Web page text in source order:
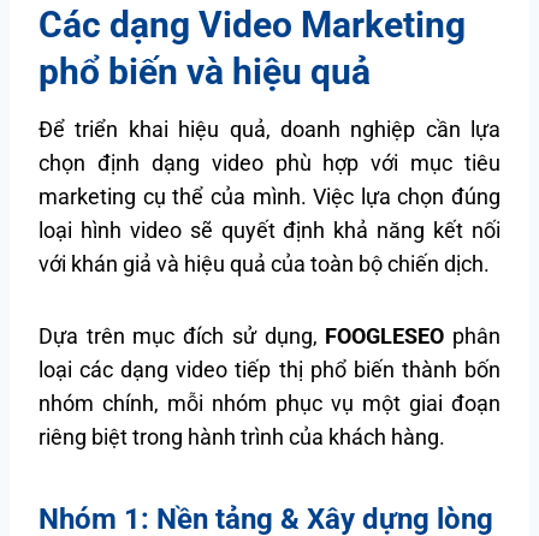
Các dạng Video Marketing
phổ biến và hiệu quả
Để triển khai hiệu quả, doanh nghiệp cần lựa
chọn định dạng video phù hợp với mục tiêu
marketing cụ thể của mình. Việc lựa chọn đúng
loại hình video sẽ quyết định khả năng kết nối
với khán giả và hiệu quả của toàn bộ chiến dịch.
Dựa trên mục đích sử dụng, FOOGLESEO phân
loại các dạng video tiếp thị phổ biến thành bốn
nhóm chính, mỗi nhóm phục vụ một giai đoạn
riêng biệt trong hành trình của khách hàng.
Nhóm 1: Nền tảng & Xây dựng lòng